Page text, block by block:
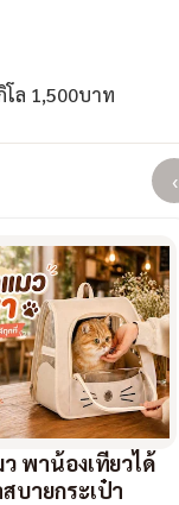
ล 1,500บาท
‹
พาน้องเที่ยวได้
บายกระเป๋า